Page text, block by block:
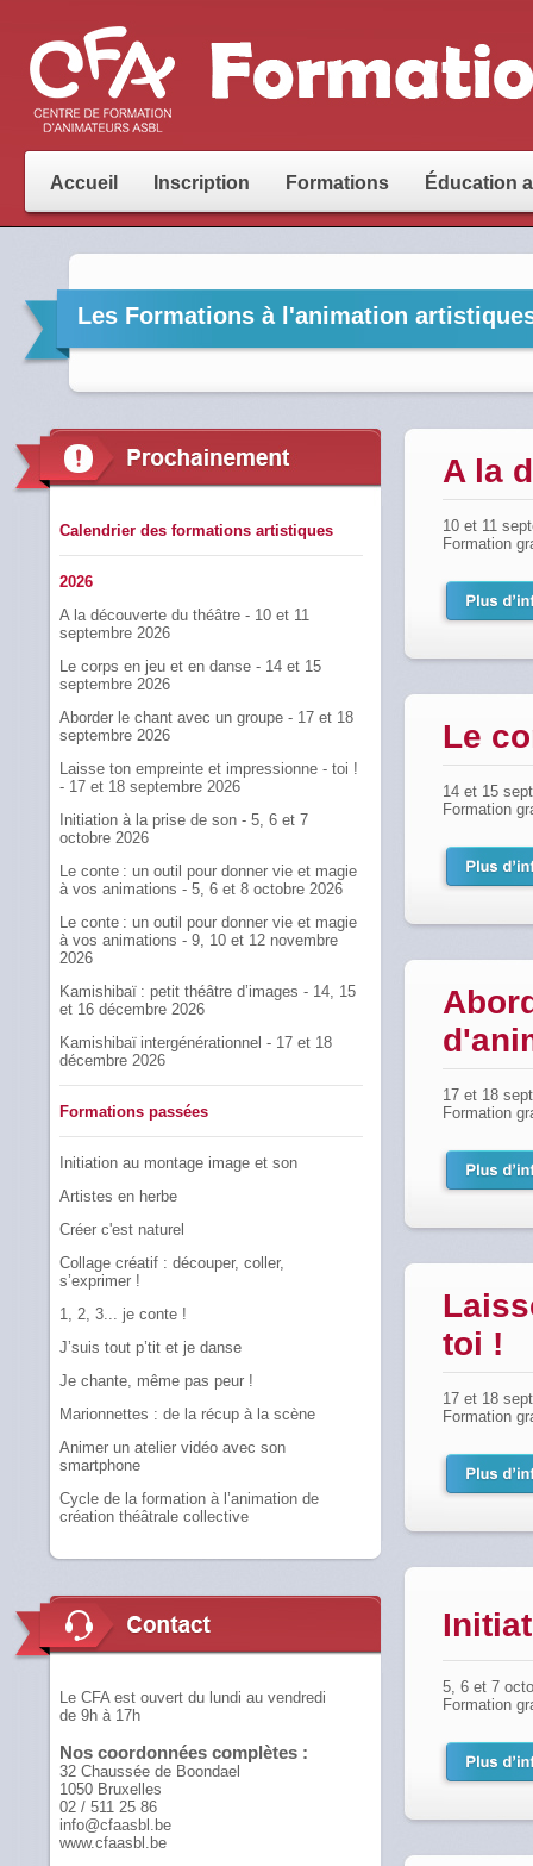
Accueil Inscription Formations Éducation
Les Formations à l'animation
Calendrier des formations artistiques
2026
A la découverte du théâtre - 10 et 11
septembre 2026
Le corps en jeu et en danse - 14 et 15
septembre 2026
Aborder le chant avec un groupe - 17 et 18
septembre 2026
Laisse ton empreinte et impressionne - toi !
- 17 et 18 septembre 2026
Initiation à la prise de son - 5, 6 et 7
octobre 2026
Le conte : un outil pour donner vie et magie
à vos animations - 5, 6 et 8 octobre 2026
Le conte : un outil pour donner vie et magie
à vos animations - 9, 10 et 12 novembre
2026
Kamishibaï : petit théâtre d’images - 14, 15
et 16 décembre 2026
Kamishibaï intergénérationnel - 17 et 18
décembre 2026
Formations passées
Initiation au montage image et son
Artistes en herbe
Créer c'est naturel
Collage créatif : découper, coller,
s’exprimer !
1, 2, 3... je conte !
J’suis tout p’tit et je danse
Je chante, même pas peur !
Marionnettes : de la récup à la scène
Animer un atelier vidéo avec son
smartphone
Cycle de la formation à l’animation de
création théâtrale collective
Le CFA est ouvert du lundi au vendredi
de 9h à 17h
Nos coordonnées complètes :
32 Chaussée de Boondael
1050 Bruxelles
02 / 511 25 86
info@cfaasbl.be
www.cfaasbl.be
A la
10 et 11
Formation
Le
14 et 15
Formation
17 et 18
Formation
toi !
17 et 18
Formation
5, 6 et 7
Formation